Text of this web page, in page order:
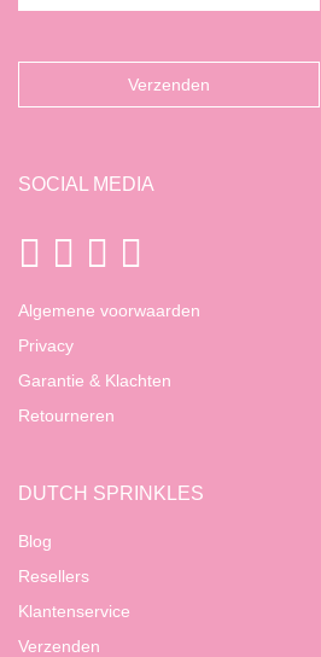
SOCIAL MEDIA
Algemene voorwaarden
Privacy
Garantie & Klachten
Retourneren
DUTCH SPRINKLES
Blog
Resellers
Klantenservice
Verzenden